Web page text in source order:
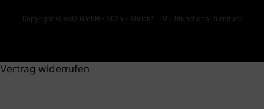
Copyright © wd3 GmbH • 2025 • Xbrick® – Multifunctional furniture
Vertrag widerrufen